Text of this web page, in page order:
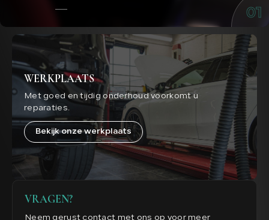
01
WERKPLAATS
Met goed en tijdig onderhoud voorkomt u
reparaties.
Bekijk onze werkplaats
VRAGEN?
Neem gerust contact met ons op voor meer